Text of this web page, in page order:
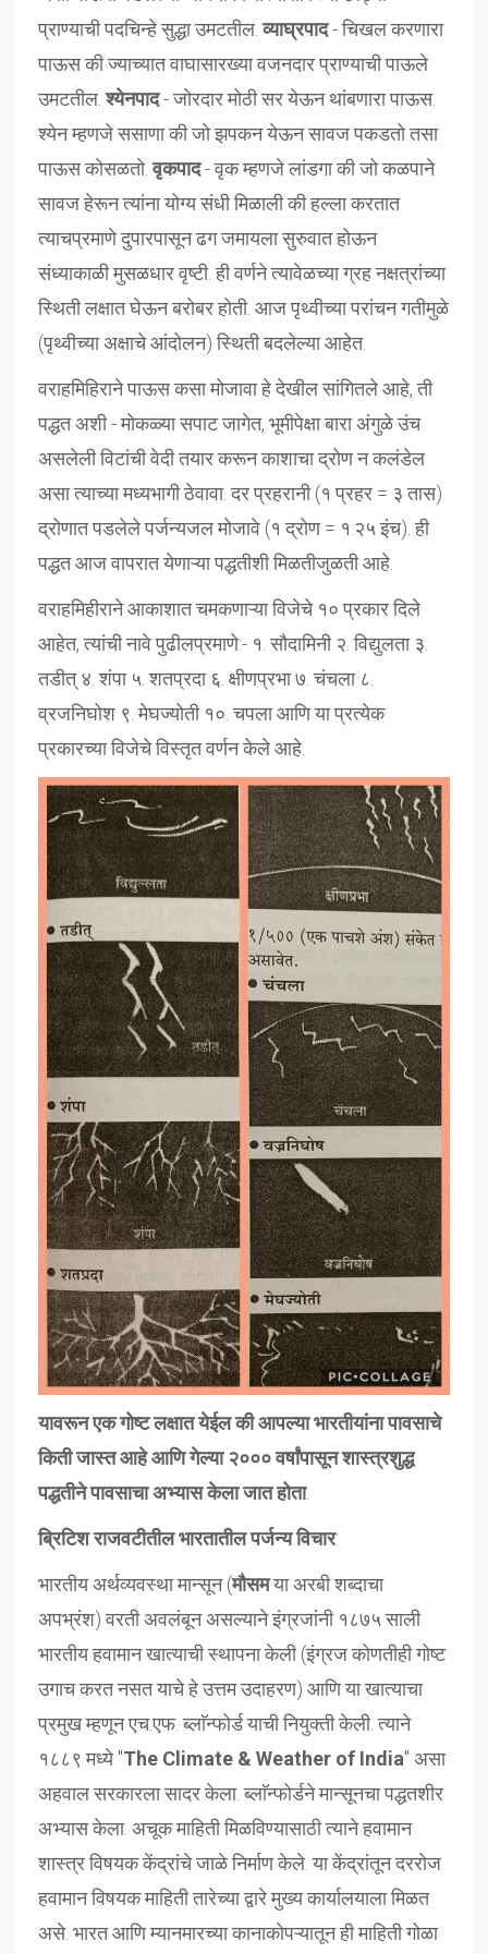
प्राण्याची पदचिन्हे सुद्धा उमटतील.व्याघ्रपाद- चिखल करणारा
पाऊस की ज्याच्यात वाघासारख्या वजनदार प्राण्याची पाऊले
उमटतील.श्येनपाद- जोरदार मोठी सर येऊन थांबणारा पाऊस.
श्येन म्हणजे ससाणा की जो झपकन येऊन सावज पकडतो तसा
पाऊस कोसळतो.वृकपाद- वृक म्हणजे लांडगा की जो कळपाने
सावज हेरून त्यांना योग्य संधी मिळाली की हल्ला करतात
त्याचप्रमाणे दुपारपासून ढग जमायला सुरुवात होऊन
संध्याकाळी मुसळधार वृष्टी. ही वर्णने त्यावेळच्या ग्रह नक्षत्रांच्या
स्थिती लक्षात घेऊन बरोबर होती. आज पृथ्वीच्या परांचन गतीमुळे
(पृथ्वीच्या अक्षाचे आंदोलन) स्थिती बदलेल्या आहेत.
वराहमिहिराने पाऊस कसा मोजावा हे देखील सांगितले आहे, ती
पद्धत अशी - मोकळ्या सपाट जागेत, भूमीपेक्षा बारा अंगुळे उंच
असलेली विटांची वेदी तयार करून काशाचा द्रोण न कलंडेल
असा त्याच्या मध्यभागी ठेवावा. दर प्रहरानी (१ प्रहर = ३ तास)
द्रोणात पडलेले पर्जन्यजल मोजावे (१ द्रोण = १.२५ इंच). ही
पद्धत आज वापरात येणाऱ्या पद्धतीशी मिळतीजुळती आहे.
वराहमिहीराने आकाशात चमकणाऱ्या विजेचे १० प्रकार दिले
आहेत, त्यांची नावे पुढीलप्रमाणे:- १. सौदामिनी २. विद्युलता ३.
तडीत् ४. शंपा ५. शतप्रदा ६. क्षीणप्रभा ७. चंचला ८.
व्रजनिघोश ९. मेघज्योती १०. चपला आणि या प्रत्येक
प्रकारच्या विजेचे विस्तृत वर्णन केले आहे.
यावरून एक गोष्ट लक्षात येईल की आपल्या भारतीयांना पावसाचे
किती जास्त आहे आणि गेल्या २००० वर्षांपासून शास्त्रशुद्ध
पद्धतीने पावसाचा अभ्यास केला जात होता.
ब्रिटिश राजवटीतील भारतातील पर्जन्य विचार:
भारतीय अर्थव्यवस्था मान्सून (मौसमया अरबी शब्दाचा
अपभ्रंश) वरती अवलंबून असल्याने इंग्रजांनी १८७५ साली
भारतीय हवामान खात्याची स्थापना केली (इंग्रज कोणतीही गोष्ट
उगाच करत नसत याचे हे उत्तम उदाहरण) आणि या खात्याचा
प्रमुख म्हणून एच.एफ. ब्लाॅन्फोर्ड याची नियुक्ती केली. त्याने
१८८९ मध्ये "The Climate & Weather of India" असा
अहवाल सरकारला सादर केला. ब्लाॅन्फोर्डने मान्सूनचा पद्धतशीर
अभ्यास केला. अचूक माहिती मिळविण्यासाठी त्याने हवामान
शास्त्र विषयक केंद्रांचे जाळे निर्माण केले. या केंद्रांतून दररोज
हवामान विषयक माहिती तारेच्या द्वारे मुख्य कार्यालयाला मिळत
असे. भारत आणि म्यानमारच्या कानाकोपऱ्यातून ही माहिती गोळा